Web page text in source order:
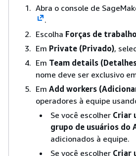
Abra o console de
.
Escolha Forças de
Em Private (Privado),
Em Team details
nome deve ser exclusivo
Em Add workers
operadores à equipe
Se você escolher Criar
grupo de usuários do
adicionados à equipe.
Se você escolher Criar